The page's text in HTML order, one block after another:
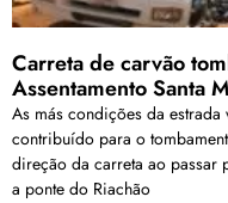
Carreta de carvão
Assentamento Santa
As más condições da
contribuído para o
direção da carreta ao passar
a ponte do Riachão